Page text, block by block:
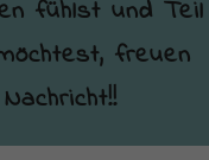
fühlst und Teil
freuen